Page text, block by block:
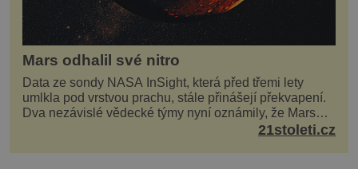
Mars odhalil své nitro
Data ze sondy NASA InSight, která před třemi lety
umlkla pod vrstvou prachu, stále přinášejí překvapení.
Dva nezávislé vědecké týmy nyní oznámily, že Mars
má nejen plášť plný trosek z dávných impaktů,...21stoleti.cz